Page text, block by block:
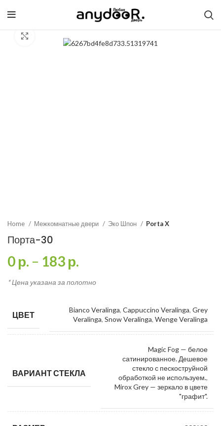
Click to enlarge
Home Межкомнатные двери Эко Шпон Porta X
Порта-30
0р. – 183р.
* Цена указана за полотно
ЦВЕТ Bianco Veralinga, Cappuccino Veralinga, Grey
Veralinga, Snow Veralinga, Wenge Veralinga
ВАРИАНТ СТЕКЛА
Magic Fog — белое
сатинированное. Дешевое
стекло с пескоструйной
обработкой не используем.,
Mirox Grey — зеркало в цвете
"графит".